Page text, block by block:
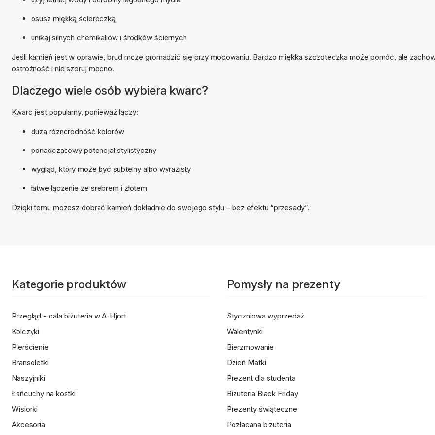
osusz miękką ściereczką
unikaj silnych chemikaliów i środków ściernych
Jeśli kamień jest w oprawie, brud może gromadzić się przy mocowaniu. Bardzo miękka szczoteczka może pomóc, ale
ostrożność i nie szoruj mocno.
Dlaczego wiele osób wybiera kwarc?
Kwarc jest popularny, ponieważ łączy:
dużą różnorodność kolorów
ponadczasowy potencjał stylistyczny
wygląd, który może być subtelny albo wyrazisty
łatwe łączenie ze srebrem i złotem
Dzięki temu możesz dobrać kamień dokładnie do swojego stylu – bez efektu “przesady”.
Kategorie produktów
Przegląd - cała biżuteria w A-Hjort
Kolczyki
Pierścienie
Bransoletki
Naszyjniki
Łańcuchy na kostki
Wisiorki
Akcesoria
Pomysły na prezenty
Styczniowa wyprzedaż
Walentynki
Bierzmowanie
Dzień Matki
Prezent dla studenta
Biżuteria Black Friday
Prezenty świąteczne
Pozłacana biżuteria